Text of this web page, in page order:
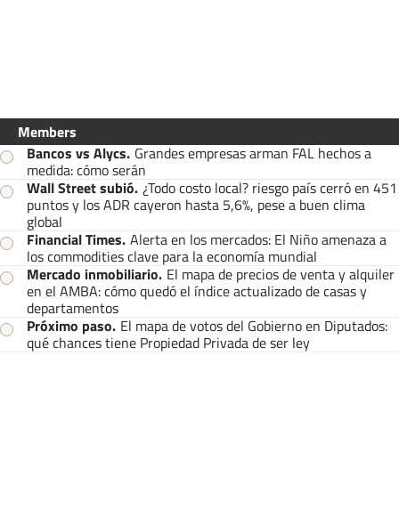
Members
Bancos vs Alycs. Grandes empresas arman FAL hechos a
medida: cómo serán
Wall Street subió. ¿Todo costo local? riesgo país cerró en 451
puntos y los ADR cayeron hasta 5,6%, pese a buen clima
global
Financial Times. Alerta en los mercados: El Niño amenaza a
los commodities clave para la economía mundial
Mercado inmobiliario. El mapa de precios de venta y alquiler
en el AMBA: cómo quedó el índice actualizado de casas y
departamentos
Próximo paso. El mapa de votos del Gobierno en Diputados:
qué chances tiene Propiedad Privada de ser ley